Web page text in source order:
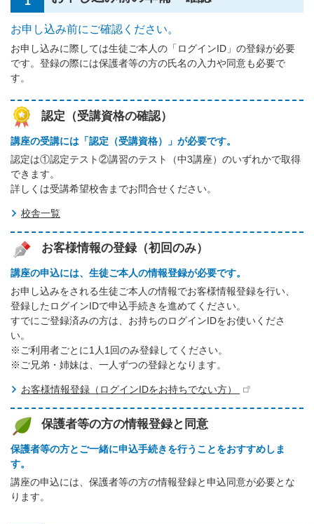
お申し込み前にご確認ください。
お申し込みに際しては生徒ご本人の「ログインID」の登録が必要
です。登録の際には保護者等の方の氏名の入力や同意も必要で
す。
認定（受講資格の確認）
講座の受講には「認定（受講資格）」が必要です。
認定は①認定テスト②講習のテスト（中3講座）のいずれかで取得
できます。
詳しくは受講希望校舎までお問合せください。
校舎一覧
お客様情報の登録（初回のみ）
講座の申込には、生徒ご本人の情報登録が必要です。
お申し込みをされる生徒ご本人の情報でお客様情報登録を行い、
登録したログインIDで申込手続きを進めてください。
すでにご登録済みの方は、お持ちのログインIDをお使いくださ
い。
※ご利用者ごとに1人1回のみ登録してください。
※ご兄弟・姉妹は、一人ずつの登録となります。
お客様情報登録（ログインIDをお持ちでない方）
保護者等の方の情報登録と同意
保護者等の方とご一緒に申込手続きを行うことをおすすめしま
す。
講座の申込には、保護者等の方の情報登録と申込同意が必要とな
ります。